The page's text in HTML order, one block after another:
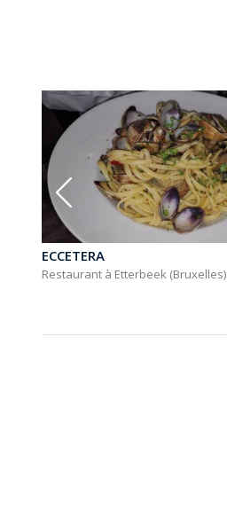
ECCETERA
Restaurant à Etterbeek (Bruxelles)